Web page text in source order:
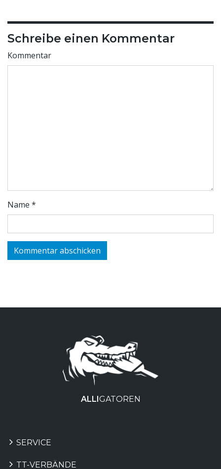
Schreibe einen Kommentar
Kommentar
Name *
ALLIGATOREN
SERVICE
TT-VERBÄNDE